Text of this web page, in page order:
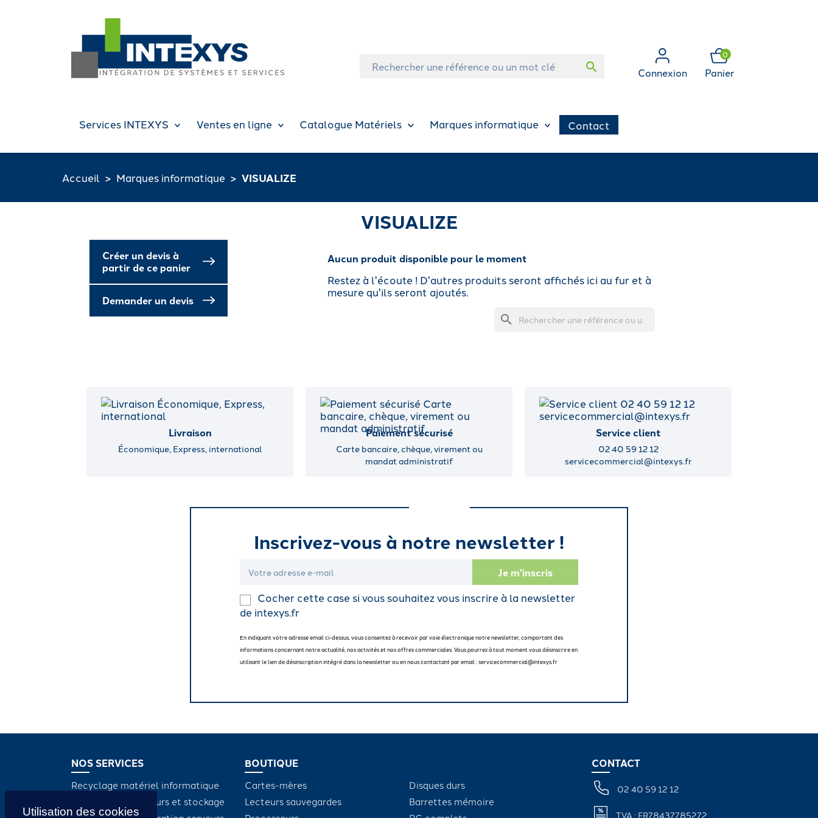
search Connexion Panier
0
Services INTEXYS Ventes en ligne Catalogue Matériels Marques informatique Contact
Accueil Marques informatique VISUALIZE
VISUALIZE
Créer un devis à
partir de ce panier
Demander un devis
Aucun produit disponible pour le moment
Restez à l'écoute ! D'autres produits seront affichés ici au fur et à
mesure qu'ils seront ajoutés.
search
Livraison
Économique, Express, international
Paiement sécurisé
Carte bancaire, chèque, virement ou
mandat administratif
Service client
02 40 59 12 12
servicecommercial@intexys.fr
Inscrivez-vous à notre newsletter !
Cocher cette case si vous souhaitez vous inscrire à la newsletter
de intexys.fr
En indiquant votre adresse email ci-dessus, vous consentez à recevoir par voie électronique notre newsletter, comportant des
informations concernant notre actualité, nos activités et nos offres commerciales. Vous pourrez à tout moment vous désinscrire en
utilisant le lien de désinscription intégré dans la newsletter ou en nous contactant par email : servicecommercial@intexys.fr
NOS SERVICES
Recyclage matériel informatique
Maintenance serveurs et stockage
BOUTIQUE
Cartes-mères
Disques durs
Lecteurs sauvegardes
Barrettes mémoire
CONTACT
02 40 59 12 12
TVA : FR78437785272